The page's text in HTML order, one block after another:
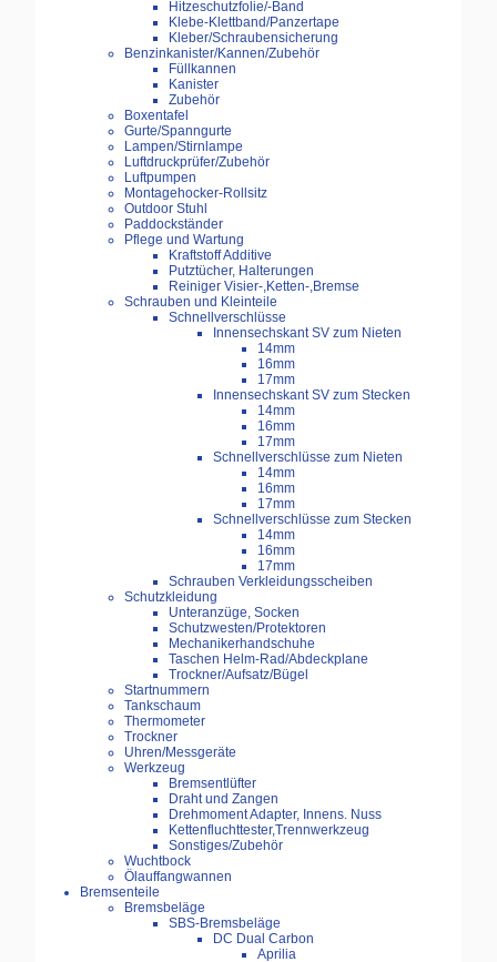
Hitzeschutzfolie/-Band
Klebe-Klettband/Panzertape
Kleber/Schraubensicherung
Benzinkanister/Kannen/Zubehör
Füllkannen
Kanister
Zubehör
Boxentafel
Gurte/Spanngurte
Lampen/Stirnlampe
Luftdruckprüfer/Zubehör
Luftpumpen
Montagehocker-Rollsitz
Outdoor Stuhl
Paddockständer
Pflege und Wartung
Kraftstoff Additive
Putztücher, Halterungen
Reiniger Visier-,Ketten-,Bremse
Schrauben und Kleinteile
Schnellverschlüsse
Innensechskant SV zum Nieten
14mm
16mm
17mm
Innensechskant SV zum Stecken
14mm
16mm
17mm
Schnellverschlüsse zum Nieten
14mm
16mm
17mm
Schnellverschlüsse zum Stecken
14mm
16mm
17mm
Schrauben Verkleidungsscheiben
Schutzkleidung
Unteranzüge, Socken
Schutzwesten/Protektoren
Mechanikerhandschuhe
Taschen Helm-Rad/Abdeckplane
Trockner/Aufsatz/Bügel
Startnummern
Tankschaum
Thermometer
Trockner
Uhren/Messgeräte
Werkzeug
Bremsentlüfter
Draht und Zangen
Drehmoment Adapter, Innens. Nuss
Kettenfluchttester,Trennwerkzeug
Sonstiges/Zubehör
Wuchtbock
Ölauffangwannen
Bremsenteile
Bremsbeläge
SBS-Bremsbeläge
DC Dual Carbon
Aprilia